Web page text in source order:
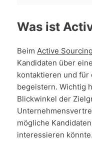
Was ist
BeimActive Sourcing
Kandidaten über
kontaktieren und für
begeistern. Wichtig
Blickwinkel der
mögliche
interessieren